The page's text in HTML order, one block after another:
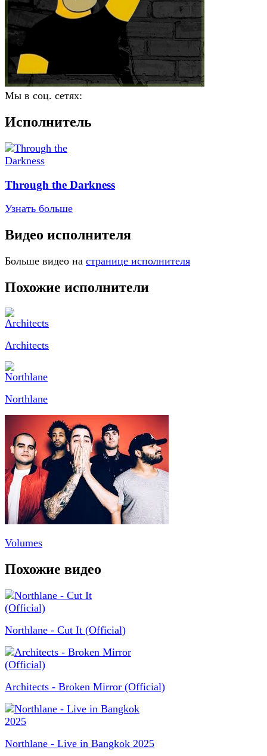
Мы в соц. сетях:
Исполнитель
Through the Darkness
Узнать больше
Видео исполнителя
Больше видео на странице исполнителя
Похожие исполнители
Architects
Northlane
Volumes
Похожие видео
Northlane - Cut It (Official)
Architects - Broken Mirror (Official)
Northlane - Live in Bangkok 2025